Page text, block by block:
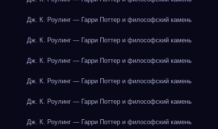
Дж. К. Роулинг — Гарри Поттер и философский камень
Дж. К. Роулинг — Гарри Поттер и философский камень
Дж. К. Роулинг — Гарри Поттер и философский камень
Дж. К. Роулинг — Гарри Поттер и философский камень
Дж. К. Роулинг — Гарри Поттер и философский камень
Дж. К. Роулинг — Гарри Поттер и философский камень